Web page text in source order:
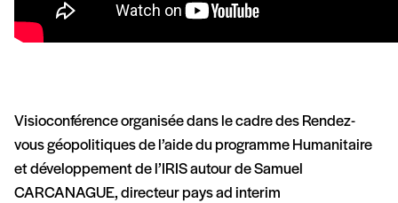
Visioconférence organisée dans le cadre des Rendez-
vous géopolitiques de l’aide du programme Humanitaire
et développement de l’IRIS autour de Samuel
CARCANAGUE, directeur pays ad interim